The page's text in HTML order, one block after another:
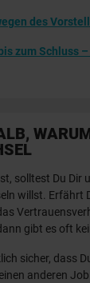
des
zum Schluss
solltest Du Dir
willst. Erfährt
gibt es oft
sicher, dass
anderen